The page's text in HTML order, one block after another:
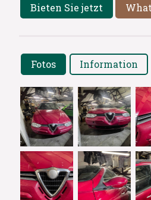
Bieten Sie jetzt
Fotos Information